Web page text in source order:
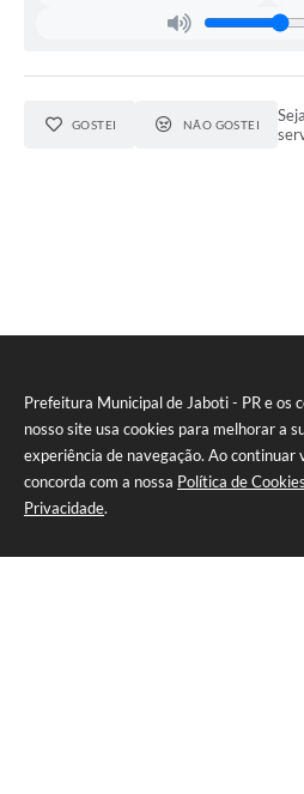
Prefeitura Municipal de Jaboti - PR e os
nosso site usa cookies para melhorar a
experiência de navegação. Ao continuar
concorda com a nossa Política de Cookies
Privacidade.
GOSTEI NÃO GOSTEI